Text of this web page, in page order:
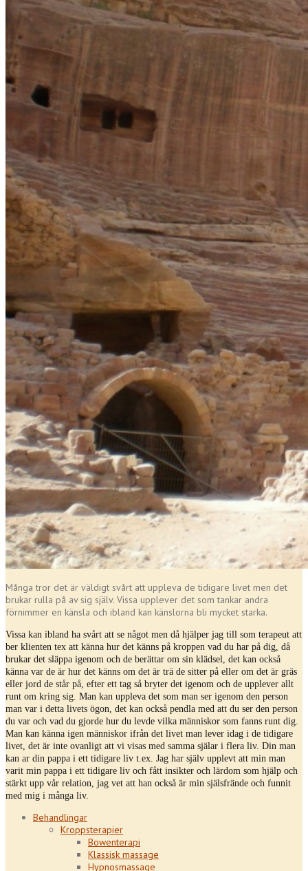
Många tror det är väldigt svårt att uppleva de tidigare livet men det
brukar rulla på av sig själv. Vissa upplever det som tankar andra
förnimmer en känsla och ibland kan känslorna bli mycket starka.
Vissa kan ibland ha svårt att se något men då hjälper jag till som terapeut att
ber klienten tex att känna hur det känns på kroppen vad du har på dig, då
brukar det släppa igenom och de berättar om sin klädsel, det kan också
känna var de är hur det känns om det är trä de sitter på eller om det är gräs
eller jord de står på, efter ett tag så bryter det igenom och de upplever allt
runt om kring sig. Man kan uppleva det som man ser igenom den person
man var i detta livets ögon, det kan också pendla med att du ser den person
du var och vad du gjorde hur du levde vilka människor som fanns runt dig.
Man kan känna igen människor ifrån det livet man lever idag i de tidigare
livet, det är inte ovanligt att vi visas med samma själar i flera liv. Din man
kan ar din pappa i ett tidigare liv t.ex. Jag har själv upplevt att min man
varit min pappa i ett tidigare liv och fått insikter och lärdom som hjälp och
stärkt upp vår relation, jag vet att han också är min själsfrände och funnit
med mig i många liv.
Behandlingar
Kroppsterapier
Bowenterapi
Klassisk massage
Hypnosmassage